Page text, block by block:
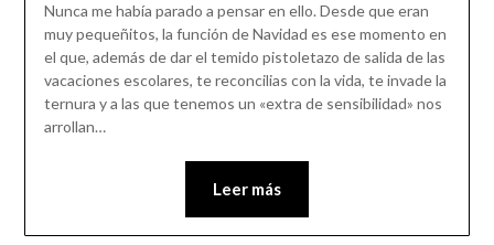
Nunca me había parado a pensar en ello. Desde que eran
muy pequeñitos, la función de Navidad es ese momento en
el que, además de dar el temido pistoletazo de salida de las
vacaciones escolares, te reconcilias con la vida, te invade la
ternura y a las que tenemos un «extra de sensibilidad» nos
arrollan…
Leer más